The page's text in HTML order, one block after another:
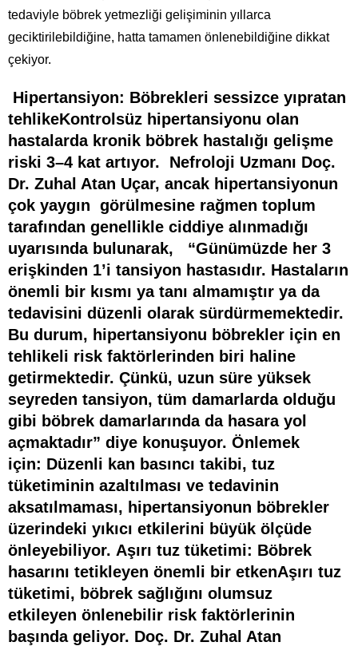
tedaviyle böbrek yetmezliği gelişiminin yıllarca
geciktirilebildiğine, hatta tamamen önlenebildiğine dikkat
çekiyor.
Hipertansiyon: Böbrekleri sessizce yıpratan
tehlikeKontrolsüz hipertansiyonu olan
hastalarda kronik böbrek hastalığı gelişme
riski 3–4 kat artıyor.
Nefroloji Uzmanı Doç.
Dr. Zuhal Atan Uçar, ancak hipertansiyonun
çok yaygın görülmesine rağmen toplum
tarafından genellikle ciddiye alınmadığı
uyarısında bulunarak, “Günümüzde her 3
erişkinden 1’i tansiyon hastasıdır. Hastaların
önemli bir kısmı ya tanı almamıştır ya da
tedavisini düzenli olarak sürdürmemektedir.
Bu durum, hipertansiyonu böbrekler için en
tehlikeli risk faktörlerinden biri haline
getirmektedir. Çünkü, uzun süre yüksek
seyreden tansiyon, tüm damarlarda olduğu
gibi böbrek damarlarında da hasara yol
açmaktadır” diye konuşuyor. Önlemek
için: Düzenli kan basıncı takibi, tuz
tüketiminin azaltılması ve tedavinin
aksatılmaması, hipertansiyonun böbrekler
üzerindeki yıkıcı etkilerini büyük ölçüde
önleyebiliyor. Aşırı tuz tüketimi: Böbrek
hasarını tetikleyen önemli bir etkenAşırı tuz
tüketimi, böbrek sağlığını olumsuz
etkileyen önlenebilir risk faktörlerinin
başında geliyor. Doç. Dr. Zuhal Atan